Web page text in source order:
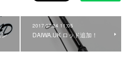
ン
2017.07.24 11:05
DAIWA.UK ロッド追加！